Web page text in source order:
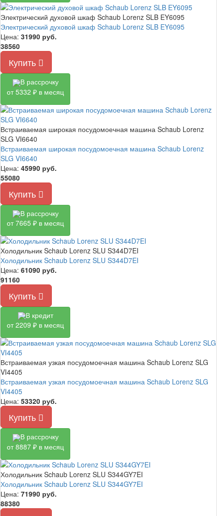
Электрический духовой шкаф Schaub Lorenz SLB EY6095
Электрический духовой шкаф Schaub Lorenz SLB EY6095
Цена: 31990 руб.
38560
Купить
В рассрочку
от 5332 ₽ в месяц
Встраиваемая широкая посудомоечная машина Schaub Lorenz
SLG VI6640
Встраиваемая широкая посудомоечная машина Schaub Lorenz
SLG VI6640
Цена: 45990 руб.
55080
Купить
В рассрочку
от 7665 ₽ в месяц
Холодильник Schaub Lorenz SLU S344D7EI
Холодильник Schaub Lorenz SLU S344D7EI
Цена: 61090 руб.
91160
Купить
В кредит
от 2209 ₽ в месяц
Встраиваемая узкая посудомоечная машина Schaub Lorenz SLG
VI4405
Встраиваемая узкая посудомоечная машина Schaub Lorenz SLG
VI4405
Цена: 53320 руб.
Купить
В рассрочку
от 8887 ₽ в месяц
Холодильник Schaub Lorenz SLU S344GY7EI
Холодильник Schaub Lorenz SLU S344GY7EI
Цена: 71990 руб.
88380